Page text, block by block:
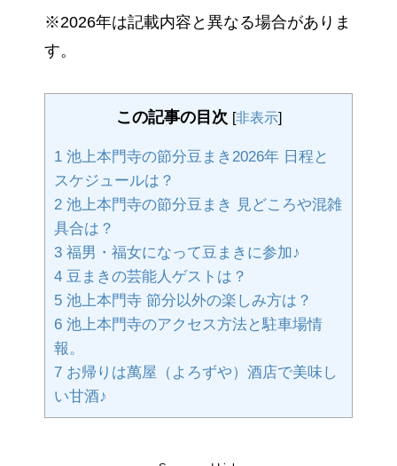
※2026年は記載内容と異なる場合がありま
す。
この記事の目次 [非表示]
1 池上本門寺の節分豆まき2026年 日程と
スケジュールは？
2 池上本門寺の節分豆まき 見どころや混雑
具合は？
3 福男・福女になって豆まきに参加♪
4 豆まきの芸能人ゲストは？
5 池上本門寺 節分以外の楽しみ方は？
6 池上本門寺のアクセス方法と駐車場情
報。
7 お帰りは萬屋（よろずや）酒店で美味し
い甘酒♪